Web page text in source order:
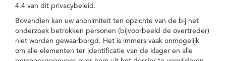
4.4 van dit privacybeleid.
Bovendien kan uw anonimiteit ten opzichte van de bij het
onderzoek betrokken personen (bijvoorbeeld de overtreder)
niet worden gewaarborgd. Het is immers vaak onmogelijk
om alle elementen ter identificatie van de klager en alle